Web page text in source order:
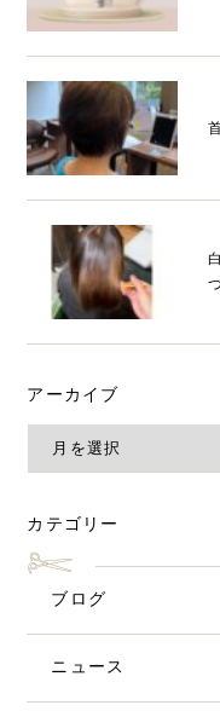
アーカイブ
カテゴリー
ブログ
ニュース